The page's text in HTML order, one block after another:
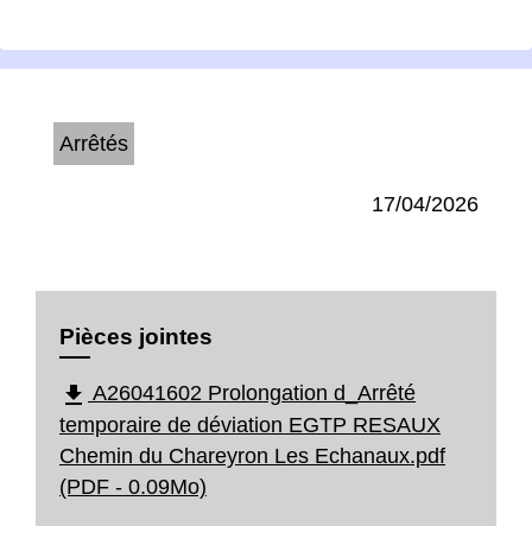
Arrêtés
17/04/2026
Pièces jointes
file_download A26041602 Prolongation d_Arrêté
temporaire de déviation EGTP RESAUX
Chemin du Chareyron Les Echanaux.pdf
(PDF - 0.09Mo)